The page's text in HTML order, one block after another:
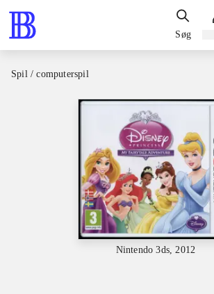
Søg
Spil / computerspil
Nintendo 3ds, 2012